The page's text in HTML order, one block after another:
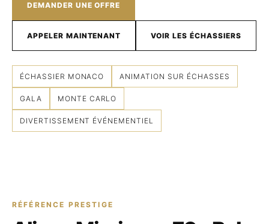
DEMANDER UNE OFFRE
APPELER MAINTENANT VOIR LES ÉCHASSIERS
ÉCHASSIER MONACO ANIMATION SUR ÉCHASSES
GALA MONTE CARLO
DIVERTISSEMENT ÉVÉNEMENTIEL
RÉFÉRENCE PRESTIGE